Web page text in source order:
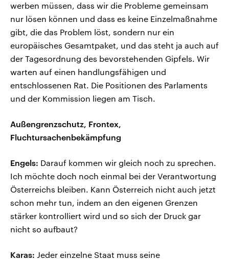
werben müssen, dass wir die Probleme gemeinsam
nur lösen können und dass es keine Einzelmaßnahme
gibt, die das Problem löst, sondern nur ein
europäisches Gesamtpaket, und das steht ja auch auf
der Tagesordnung des bevorstehenden Gipfels. Wir
warten auf einen handlungsfähigen und
entschlossenen Rat. Die Positionen des Parlaments
und der Kommission liegen am Tisch.
Außengrenzschutz, Frontex,
Fluchtursachenbekämpfung
Engels: Darauf kommen wir gleich noch zu sprechen.
Ich möchte doch noch einmal bei der Verantwortung
Österreichs bleiben. Kann Österreich nicht auch jetzt
schon mehr tun, indem an den eigenen Grenzen
stärker kontrolliert wird und so sich der Druck gar
nicht so aufbaut?
Karas: Jeder einzelne Staat muss seine